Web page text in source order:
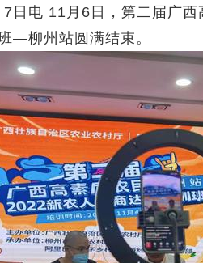
电 11月6日，第二届广西
—柳州站圆满结束。